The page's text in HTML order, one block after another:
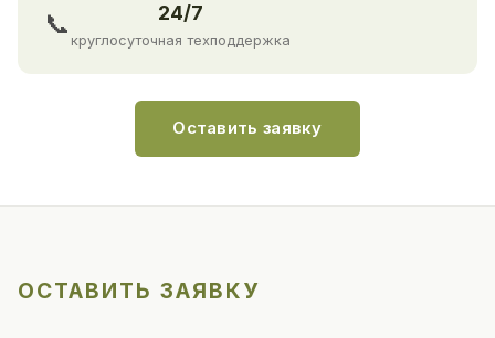
📞 24/7
круглосуточная техподдержка
Оставить заявку
ОСТАВИТЬ ЗАЯВКУ